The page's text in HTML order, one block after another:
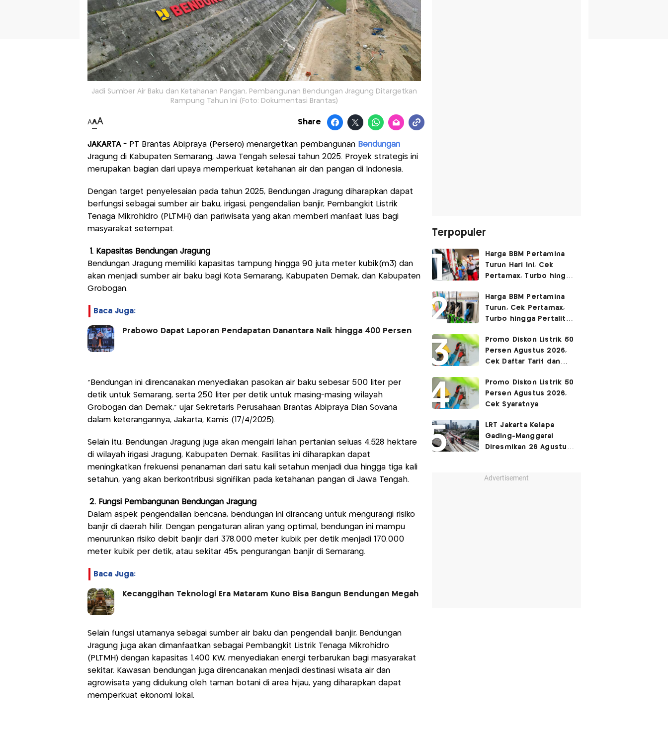
Jadi Sumber Air Baku dan Ketahanan Pangan, Pembangunan Bendungan Jragung Ditargetkan
Rampung Tahun Ini (Foto: Dokumentasi Brantas)
AAA Share
JAKARTA -PT Brantas Abipraya (Persero) menargetkan pembangunan Bendungan
Jragung di Kabupaten Semarang, Jawa Tengah selesai tahun 2025. Proyek strategis ini
merupakan bagian dari upaya memperkuat ketahanan air dan pangan di Indonesia.
Dengan target penyelesaian pada tahun 2025, Bendungan Jragung diharapkan dapat
berfungsi sebagai sumber air baku, irigasi, pengendalian banjir, Pembangkit Listrik
Tenaga Mikrohidro (PLTMH) dan pariwisata yang akan memberi manfaat luas bagi
masyarakat setempat.
1. Kapasitas Bendungan Jragung
Bendungan Jragung memiliki kapasitas tampung hingga 90 juta meter kubik(m3) dan
akan menjadi sumber air baku bagi Kota Semarang, Kabupaten Demak, dan Kabupaten
Grobogan.
Baca Juga:
Prabowo Dapat Laporan Pendapatan Danantara Naik hingga 400 Persen
“Bendungan ini direncanakan menyediakan pasokan air baku sebesar 500 liter per
detik untuk Semarang, serta 250 liter per detik untuk masing-masing wilayah
Grobogan dan Demak,” ujar Sekretaris Perusahaan Brantas Abipraya Dian Sovana
dalam keterangannya, Jakarta, Kamis (17/4/2025).
Selain itu, Bendungan Jragung juga akan mengairi lahan pertanian seluas 4.528 hektare
di wilayah irigasi Jragung, Kabupaten Demak. Fasilitas ini diharapkan dapat
meningkatkan frekuensi penanaman dari satu kali setahun menjadi dua hingga tiga kali
setahun, yang akan berkontribusi signifikan pada ketahanan pangan di Jawa Tengah.
2. Fungsi Pembangunan Bendungan Jragung
Dalam aspek pengendalian bencana, bendungan ini dirancang untuk mengurangi risiko
banjir di daerah hilir. Dengan pengaturan aliran yang optimal, bendungan ini mampu
menurunkan risiko debit banjir dari 378.000 meter kubik per detik menjadi 170.000
meter kubik per detik, atau sekitar 45% pengurangan banjir di Semarang.
Baca Juga:
Kecanggihan Teknologi Era Mataram Kuno Bisa Bangun Bendungan Megah
Selain fungsi utamanya sebagai sumber air baku dan pengendali banjir, Bendungan
Jragung juga akan dimanfaatkan sebagai Pembangkit Listrik Tenaga Mikrohidro
(PLTMH) dengan kapasitas 1.400 KW, menyediakan energi terbarukan bagi masyarakat
sekitar. Kawasan bendungan juga direncanakan menjadi destinasi wisata air dan
agrowisata yang didukung oleh taman botani di area hijau, yang diharapkan dapat
memperkuat ekonomi lokal.
Terpopuler
Harga BBM Pertamina
Turun Hari Ini, Cek
Pertamax, Turbo hingga
2026
Harga BBM Pertamina
Turun, Cek Pertamax,
Turbo hingga Pertalite
Promo Diskon Listrik 50
Persen Agustus 2026,
Cek Daftar Tarif dan
Promo Diskon Listrik 50
Persen Agustus 2026,
Cek Syaratnya
LRT Jakarta Kelapa
Gading-Manggarai
Diresmikan 26 Agustus
Advertisement